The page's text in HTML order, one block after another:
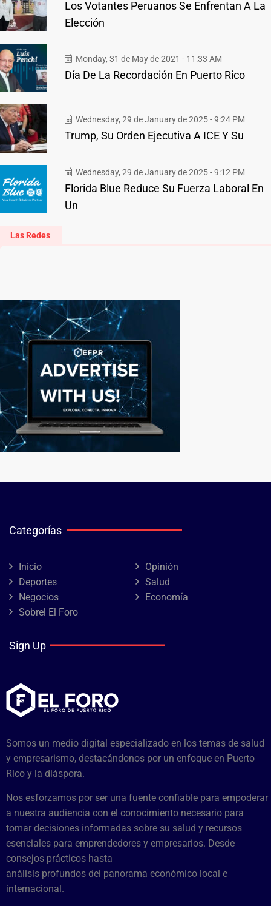
Los Votantes Peruanos Se Enfrentan A La
Elección
Monday, 31 de May de 2021 - 11:33 AM
Día De La Recordación En Puerto Rico
Wednesday, 29 de January de 2025 - 9:24 PM
Trump, Su Orden Ejecutiva A ICE Y Su
Wednesday, 29 de January de 2025 - 9:12 PM
Florida Blue Reduce Su Fuerza Laboral En
Un
Las Redes
Categorías
Inicio
Opinión
Deportes
Salud
Negocios
Economía
Sobrel El Foro
Sign Up
Somos un medio digital especializado en los temas de salud
y empresarismo, destacándonos por un enfoque en Puerto
Rico y la diáspora.
Nos esforzamos por ser una fuente confiable para empoderar
a nuestra audiencia con el conocimiento necesario para
tomar decisiones informadas sobre su salud y recursos
esenciales para emprendedores y empresarios. Desde
consejos prácticos hasta
análisis profundos del panorama económico local e
internacional.